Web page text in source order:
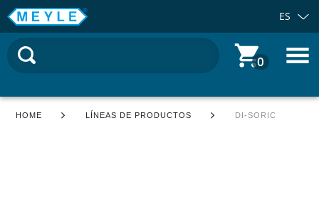
ES
0
HOME LÍNEAS DE PRODUCTOS DI-SORIC